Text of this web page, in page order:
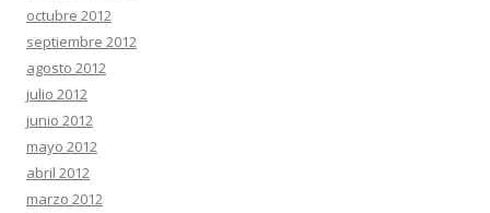
octubre 2012
septiembre 2012
agosto 2012
julio 2012
junio 2012
mayo 2012
abril 2012
marzo 2012